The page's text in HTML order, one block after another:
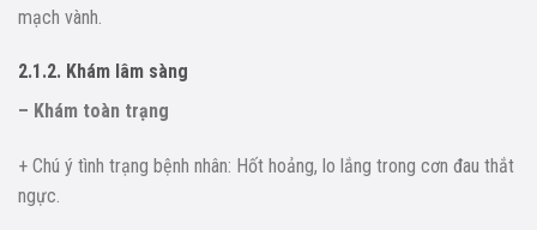
mạch vành.
2.1.2. Khám lâm sàng
– Khám toàn trạng
+ Chú ý tình trạng bệnh nhân: Hốt hoảng, lo lắng trong cơn đau thắt
ngực.